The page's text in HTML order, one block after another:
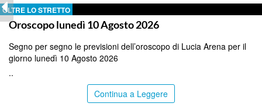
OLTRE LO STRETTO
Oroscopo lunedì 10 Agosto 2026
Segno per segno le previsioni dell’oroscopo di Lucia Arena per il
giorno lunedì 10 Agosto 2026
..
Continua a Leggere